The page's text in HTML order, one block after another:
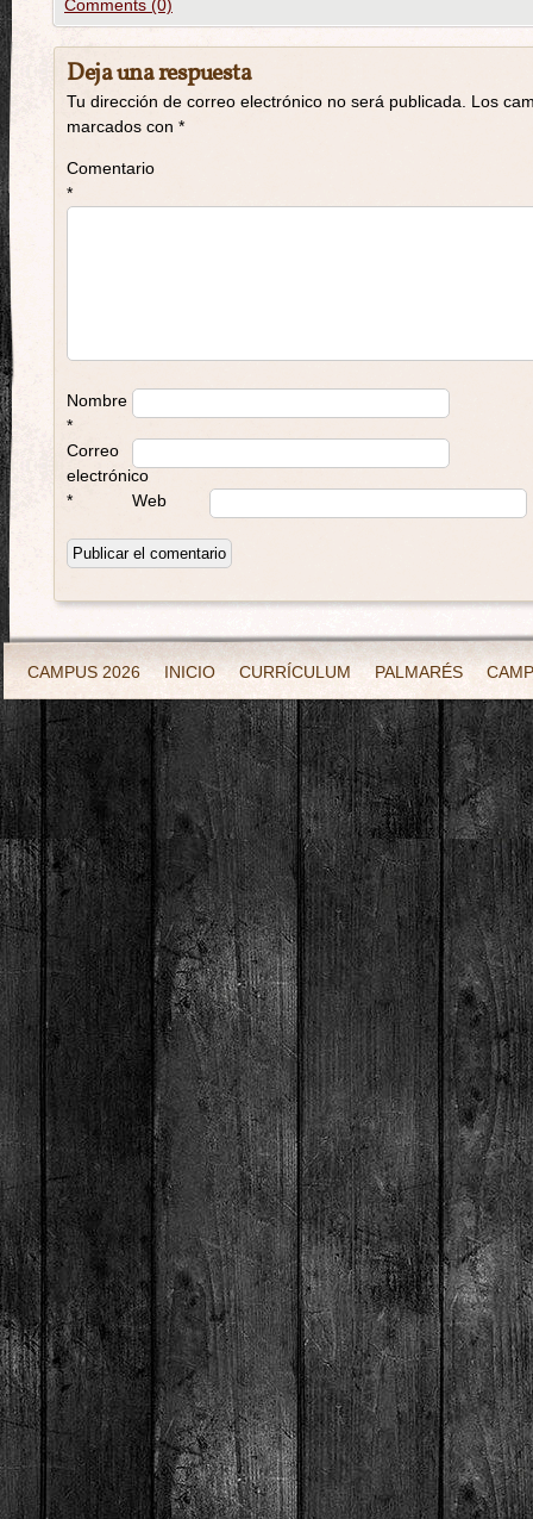
Comments (0)
Deja una respuesta
Tu dirección de correo electrónico no será publicada.
Los
marcados con *
Comentario
*
Nombre
*
Correo
electrónico
*
Web
CAMPUS 2026 INICIO CURRÍCULUM PALMARÉS